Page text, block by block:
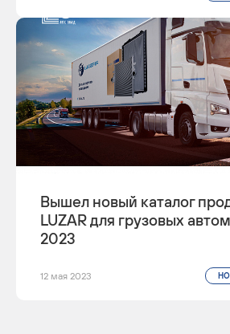
Вышел новый каталог
LUZAR для грузовых
2023
12 мая 2023